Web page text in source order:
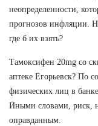
неопределенности,
прогнозов инфляции.
где б их взять?
Тамоксифен 20mg со
аптеке Егорьевск? По
физических лиц в
Иными словами, риск,
оправданным.